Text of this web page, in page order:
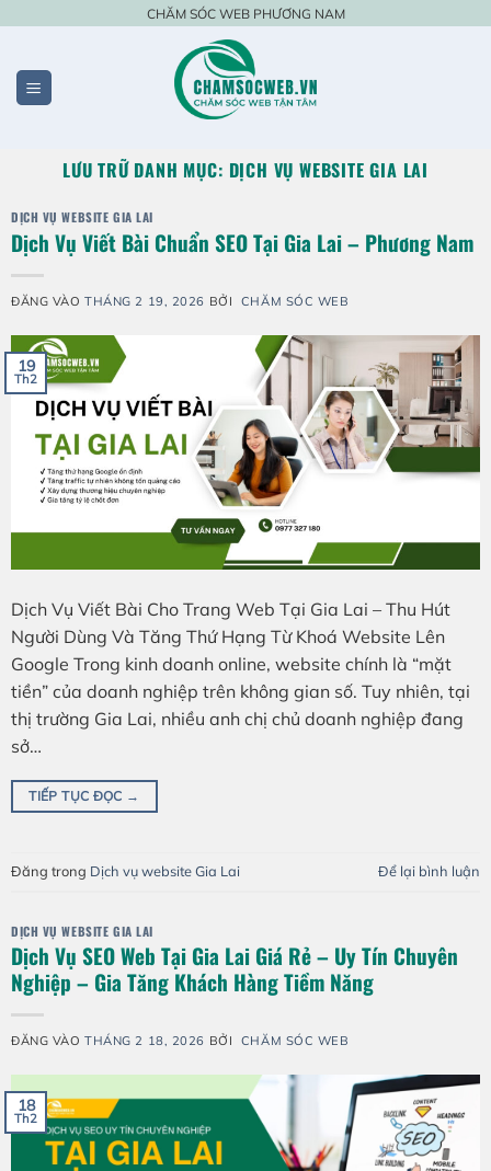
nội
dung
CHĂM SÓC WEB PHƯƠNG NAM
LƯU TRỮ DANH MỤC: DỊCH VỤ WEBSITE GIA LAI
DỊCH VỤ WEBSITE GIA LAI
Dịch Vụ Viết Bài Chuẩn SEO Tại Gia Lai – Phương Nam
ĐĂNG VÀOTHÁNG 2 19, 2026 BỞI CHĂM SÓC WEB
19
Th2
Dịch Vụ Viết Bài Cho Trang Web Tại Gia Lai – Thu Hút
Người Dùng Và Tăng Thứ Hạng Từ Khoá Website Lên
Google Trong kinh doanh online, website chính là “mặt
tiền” của doanh nghiệp trên không gian số. Tuy nhiên, tại
thị trường Gia Lai, nhiều anh chị chủ doanh nghiệp đang
sở…
TIẾP TỤC ĐỌC →
Đăng trong Dịch vụ website Gia Lai Để lại bình luận
DỊCH VỤ WEBSITE GIA LAI
Dịch Vụ SEO Web Tại Gia Lai Giá Rẻ – Uy Tín Chuyên
Nghiệp – Gia Tăng Khách Hàng Tiềm Năng
ĐĂNG VÀOTHÁNG 2 18, 2026 BỞI CHĂM SÓC WEB
18
Th2